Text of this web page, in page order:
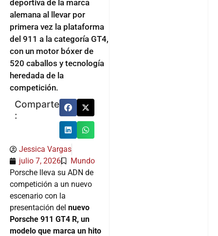
deportiva de la marca
alemana al llevar por
primera vez la plataforma
del 911 a la categoría GT4,
con un motor bóxer de
520 caballos y tecnología
heredada de la
competición.
Comparte
:
Jessica Vargas
julio 7, 2026
Mundo
Porsche lleva su ADN de
competición a un nuevo
escenario con la
presentación del nuevo
Porsche 911 GT4 R, un
modelo que marca un hito